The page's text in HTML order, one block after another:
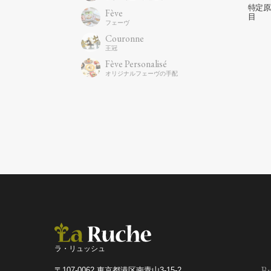
Couronne
Fève
Fève Personalisé
ラ・リュッシュ